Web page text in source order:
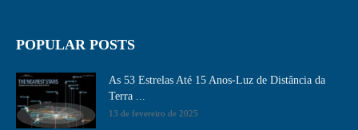
POPULAR POSTS
As 53 Estrelas Até 15 Anos-Luz de Distância da
Terra ...
13 de fevereiro de 2025